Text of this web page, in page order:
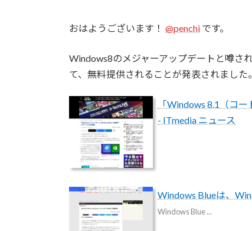
おはようございます！ @penchi です。
Windows8のメジャーアップデートと噂さ
て、無料提供されることが発表されました。
「Windows 8.1（コ
- ITmedia ニュース
Windows Blueは、
Windows Blue ...